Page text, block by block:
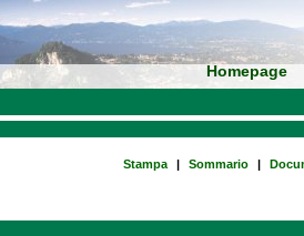
Homepage
Stampa | Sommario |